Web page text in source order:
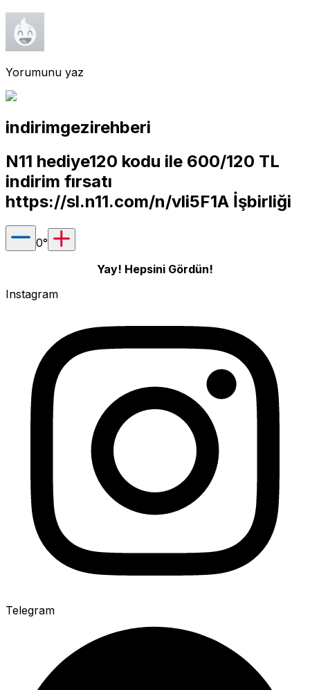
Yorumunu yaz
indirimgezirehberi
N11 hediye120 kodu ile 600/120 TL
indirim fırsatı
https://sl.n11.com/n/vli5F1A İşbirliği
0°
Yay! Hepsini Gördün!
Instagram
Telegram